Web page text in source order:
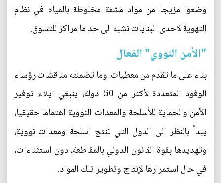
وضعوا مزيجا من مواد مشعة مخلوطة بالمياه في نظام
التهوية لاحدى البنايات نشبه الى حد ما مراكز للتسوق.
"الأمن النووي" الفعال
بناء على ما تقدم من معطيات، وما تضمنته مناقشات رؤساء
الوفود المتعددة لأكثر من 50 دولة، ينبغي ايلاء توفير
الأمن والحماية للأسلحة والمعدات النووية اهتماما حقيقيا،
يبدأ بالنظر الى الدول التي تنتج اسلحة ومعدات نووية،
وتهديدها بقوة القانون الدولي بالمقاطعة، دون استثناءات،
في حال استمرارها لإنتاج وتطوير تلك المواد.